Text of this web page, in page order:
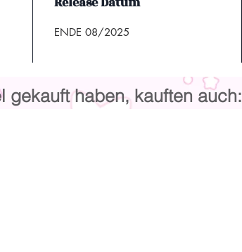
ENDE 08/2025
gekauft haben, kauften auch: